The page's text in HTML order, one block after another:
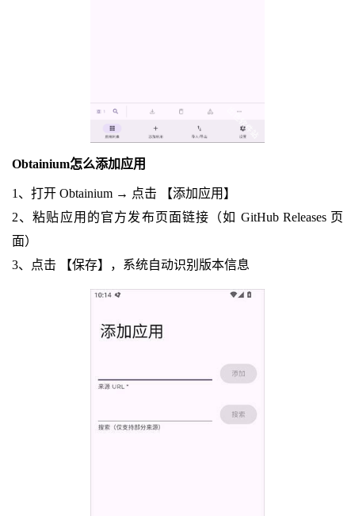
Obtainium怎么添加应用
1、打开 Obtainium → 点击 【添加应用】
2、粘贴应用的官方发布页面链接（如 GitHub Releases 页
面）
3、点击 【保存】，系统自动识别版本信息